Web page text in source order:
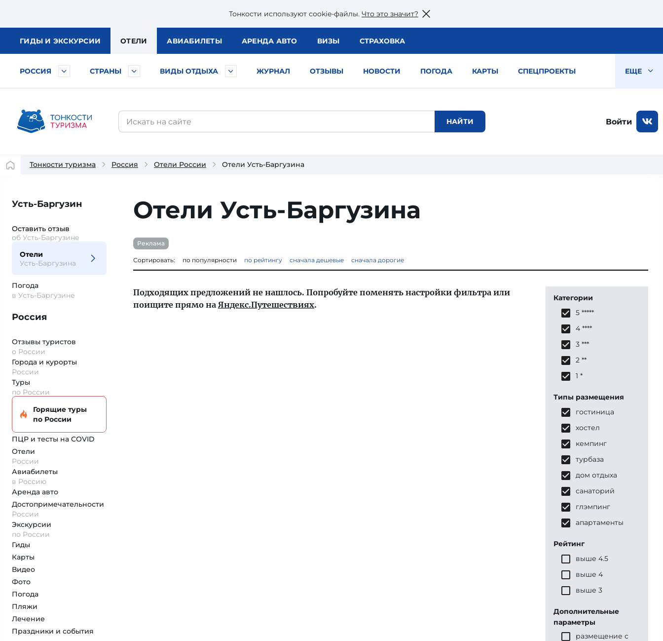
Тонкости используют сookie-файлы. Что это значит?
ГИДЫ И ЭКСКУРСИИ ОТЕЛИ АВИАБИЛЕТЫ АРЕНДА АВТО ВИЗЫ СТРАХОВКА
РОССИЯ СТРАНЫ ВИДЫ ОТДЫХА ЖУРНАЛ ОТЗЫВЫ НОВОСТИ ПОГОДА КАРТЫ СПЕЦПРОЕКТЫ ЕЩЕ
Войти
Тонкости туризма Россия Отели России Отели Усть-Баргузина
Усть-Баргузин
Оставить отзыв
об Усть-Баргузине
Отели
Усть-Баргузина
Погода
в Усть-Баргузине
Россия
Отзывы туристов
о России
Города и курорты
России
Туры
по России
Горящие туры
по России
ПЦР и тесты на COVID
Отели
России
Авиабилеты
в Россию
Аренда авто
Достопримеча­тельности
России
Экскурсии
по России
Гиды
Карты
Видео
Фото
Погода
Пляжи
Лечение
Праздники и события
Отели Усть-Баргузина
Реклама
Сортировать: по популярности по рейтингу сначала дешевые сначала дорогие
Подходящих предложений не нашлось. Попробуйте поменять настройки фильтра или
поищите прямо на Яндекс.Путешествиях.
Категории
5 *****
4 ****
3 ***
2 **
1 *
Типы размещения
гостиница
хостел
кемпинг
турбаза
дом отдыха
санаторий
глэмпинг
апартаменты
Рейтинг
выше 4.5
выше 4
выше 3
Дополнительные
параметры
размещение с